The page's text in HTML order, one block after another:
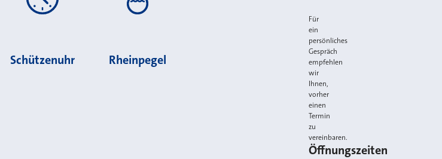
Schützenuhr Rheinpegel
Für
ein
persönliches
Gespräch
empfehlen
wir
Ihnen,
vorher
einen
Termin
zu
vereinbaren.
Öffnungszeiten